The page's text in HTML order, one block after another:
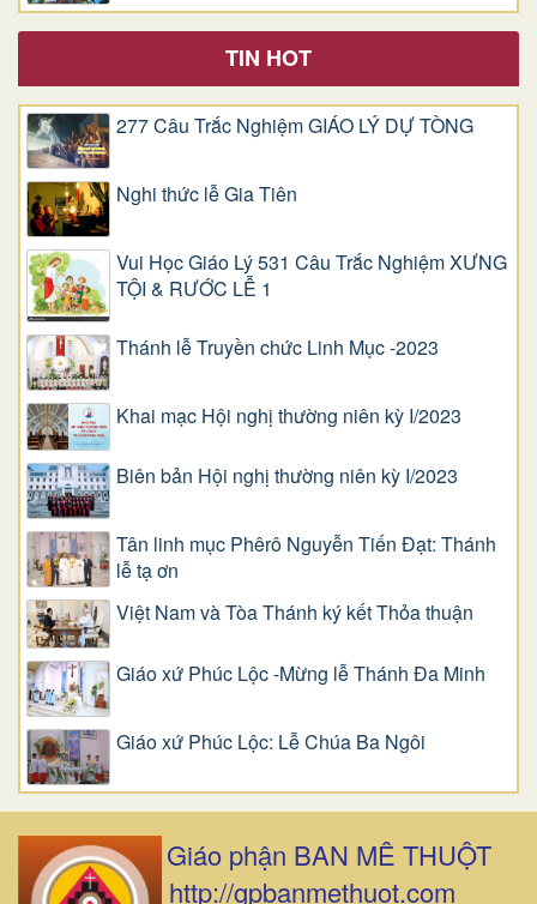
TIN HOT
277 Câu Trắc Nghiệm GIÁO LÝ DỰ TÒNG
Nghi thức lễ Gia Tiên
Vui Học Giáo Lý 531 Câu Trắc Nghiệm XƯNG
TỘI & RƯỚC LỄ 1
Thánh lễ Truyền chức Linh Mục -2023
Khai mạc Hội nghị thường niên kỳ I/2023
Biên bản Hội nghị thường niên kỳ I/2023
Tân linh mục Phêrô Nguyễn Tiến Đạt: Thánh
lễ tạ ơn
Việt Nam và Tòa Thánh ký kết Thỏa thuận
Giáo xứ Phúc Lộc -Mừng lễ Thánh Đa Minh
Giáo xứ Phúc Lộc: Lễ Chúa Ba Ngôi
Giáo phận BAN MÊ THUỘT
http://gpbanmethuot.com